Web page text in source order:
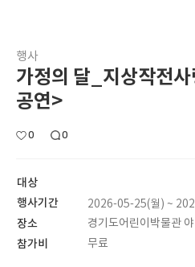
행사
가정의 달_지상작전
공연>
0 0
대상
행사기간
2026-05-25(월) ~
장소 경기도어린이박물관
참가비 무료